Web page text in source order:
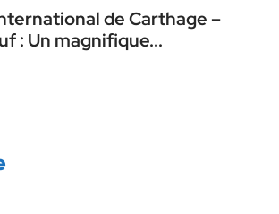
de Carthage –
: Un magnifique...